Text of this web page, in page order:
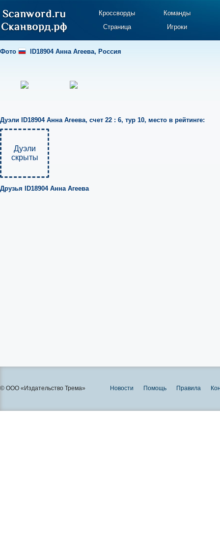
Кроссворды
Команды
Страница
Игроки
Фото ID18904 Анна Агеева, Россия
Дуэли ID18904 Анна Агеева, счет 22 : 6, тур 10, место в рейтинге:
Дуэли
скрыты
Друзья ID18904 Анна Агеева
© ООО «Издательство Трема» Новости Помощь Правила